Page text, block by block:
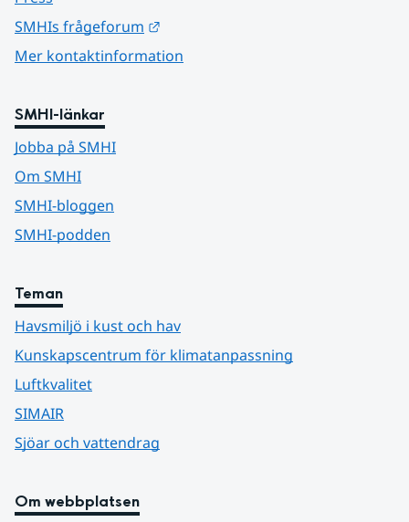
SMHIs frågeforum
Mer kontaktinformation
SMHI-länkar
Jobba på SMHI
Om SMHI
SMHI-bloggen
SMHI-podden
Teman
Havsmiljö i kust och hav
Kunskapscentrum för klimatanpassning
Luftkvalitet
SIMAIR
Sjöar och vattendrag
Om webbplatsen